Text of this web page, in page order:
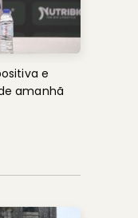
e
amanhã